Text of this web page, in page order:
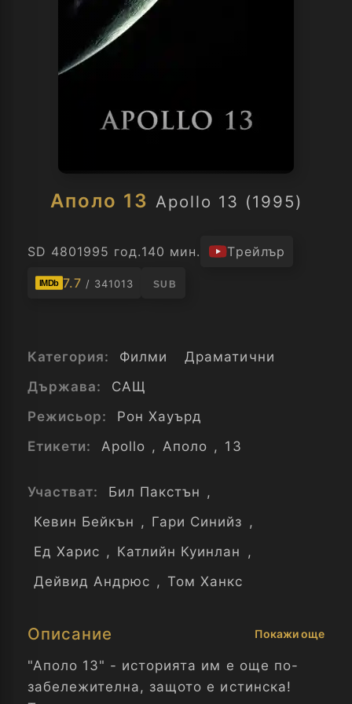
Аполо 13 Apollo 13 (1995)
SD 4801995 год.140 мин. Трейлър
IMDb 7.7 / 341013 SUB
Категория: Филми
Драматични
Държава:
САЩ
Режисьор:
Рон Хауърд
Етикети:
Apollo , Аполо , 13
Участват: Бил Пакстън ,
Кевин Бейкън , Гари Синийз ,
Ед Харис , Катлийн Куинлан ,
Дейвид Андрюс , Том Ханкс
Описание Покажи още
"Аполо 13" - историята им е още по-
забележителна, защото е истинска!